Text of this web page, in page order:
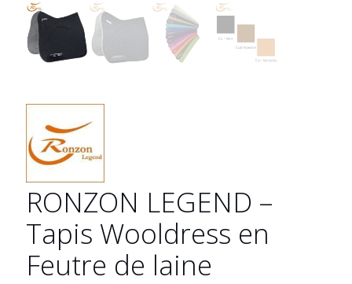
RONZON LEGEND –
Tapis Wooldress en
Feutre de laine